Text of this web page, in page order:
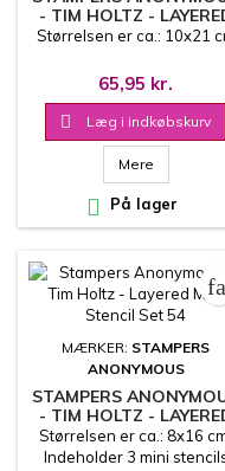
- TIM HOLTZ -
STENCIL -
Størrelsen er ca.: 10x21
65,95 kr.
 Læg i indkøbskurv
Mere
 På lager
MÆRKER: STAMPERS
ANONYMOUS
STAMPERS
- TIM HOLTZ -
MINI STENCIL SET 54
Størrelsen er ca.: 8x16
Indeholder 3 mini